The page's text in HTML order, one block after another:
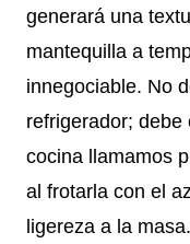
generará una
mantequilla a
innegociable. No
refrigerador; debe
cocina llamamos
al frotarla con el
ligereza a la